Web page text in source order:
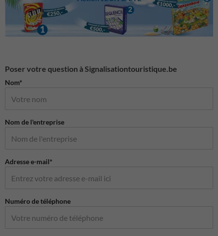
Poser votre question à Signalisationtouristique.be
Nom*
Nom de l'entreprise
Adresse e-mail*
Numéro de téléphone